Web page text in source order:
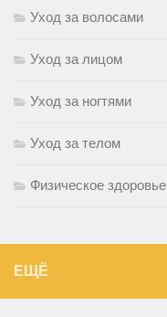
Уход за волосами
Уход за лицом
Уход за ногтями
Уход за телом
Физическое здоровье
ЕЩЁ